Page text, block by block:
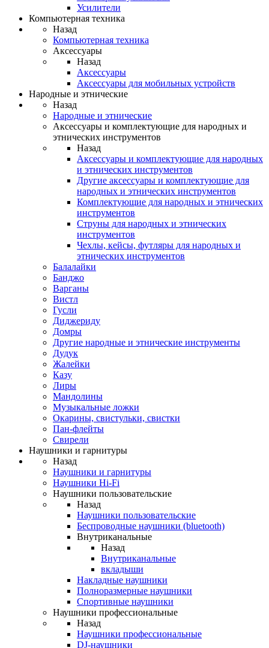
Усилители
Компьютерная техника
Назад
Компьютерная техника
Аксессуары
Назад
Аксессуары
Аксессуары для мобильных устройств
Народные и этнические
Назад
Народные и этнические
Аксессуары и комплектующие для народных и
этнических инструментов
Назад
Аксессуары и комплектующие для народных
и этнических инструментов
Другие аксессуары и комплектующие для
народных и этнических инструментов
Комплектующие для народных и этнических
инструментов
Струны для народных и этнических
инструментов
Чехлы, кейсы, футляры для народных и
этнических инструментов
Балалайки
Банджо
Варганы
Вистл
Гусли
Диджериду
Домры
Другие народные и этнические инструменты
Дудук
Жалейки
Казу
Лиры
Мандолины
Музыкальные ложки
Окарины, свистульки, свистки
Пан-флейты
Свирели
Наушники и гарнитуры
Назад
Наушники и гарнитуры
Наушники Hi-Fi
Наушники пользовательские
Назад
Наушники пользовательские
Беспроводные наушники (bluetooth)
Внутриканальные
Назад
Внутриканальные
вкладыши
Накладные наушники
Полноразмерные наушники
Спортивные наушники
Наушники профессиональные
Назад
Наушники профессиональные
DJ-наушники